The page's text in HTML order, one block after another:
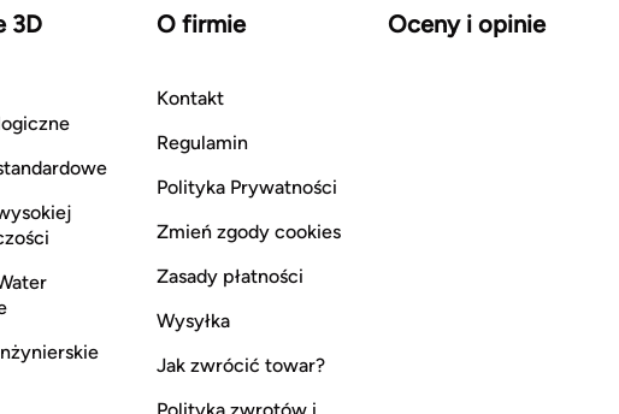
3D O firmie
Kontakt
Regulamin
Polityka Prywatności
Zmień zgody cookies
Zasady płatności
Wysyłka
Jak zwrócić towar?
Oceny i opinie